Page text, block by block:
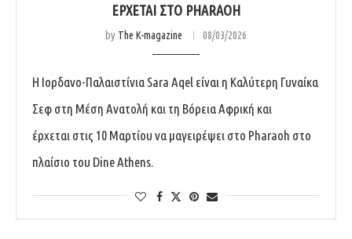
ΈΡΧΕΤΑΙ ΣΤΟ PHARAOH
by The K-magazine 08/03/2026
Η Ιορδανο-Παλαιστίνια Sara Aqel είναι η Καλύτερη Γυναίκα
Σεφ στη Μέση Ανατολή και τη Βόρεια Αφρική και
έρχεται στις 10 Μαρτίου να μαγειρέψει στο Pharaoh στο
πλαίσιο του Dine Athens.